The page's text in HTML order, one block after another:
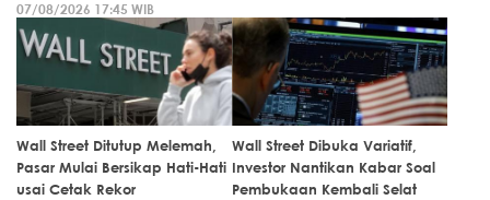
07/08/2026 17:45 WIB
Wall Street Ditutup Melemah,
Pasar Mulai Bersikap Hati-Hati
usai Cetak Rekor
Wall Street Dibuka Variatif,
Investor Nantikan Kabar Soal
Pembukaan Kembali Selat